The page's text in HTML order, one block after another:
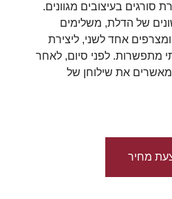
בעיצובים מגוונים.
הדלת, משלימים
אחד לשני, ליצירת
לפני סיום, לאחר
את שילוחן של